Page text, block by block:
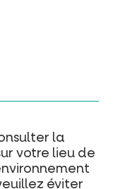
la
votre lieu de
éviter